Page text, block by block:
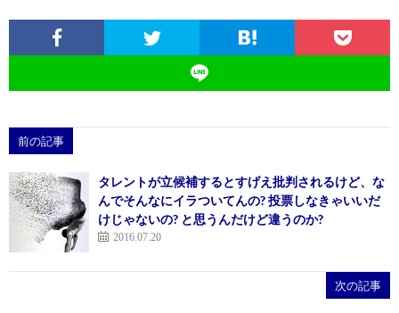
前の記事
タレントが立候補するとすげえ批判されるけど、な
んでそんなにイラついてんの? 投票しなきゃいいだ
けじゃないの? と思うんだけど違うのか?
2016.07.20
次の記事